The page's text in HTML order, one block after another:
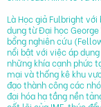
Là Học giả Fulbright với
dụng từ Đại học
bổng nghiên cứu
nổi bật với việc áp
những khía cạnh phức
mại và thống kê khu
đạo thành công các
đại hóa hạ tầng nền